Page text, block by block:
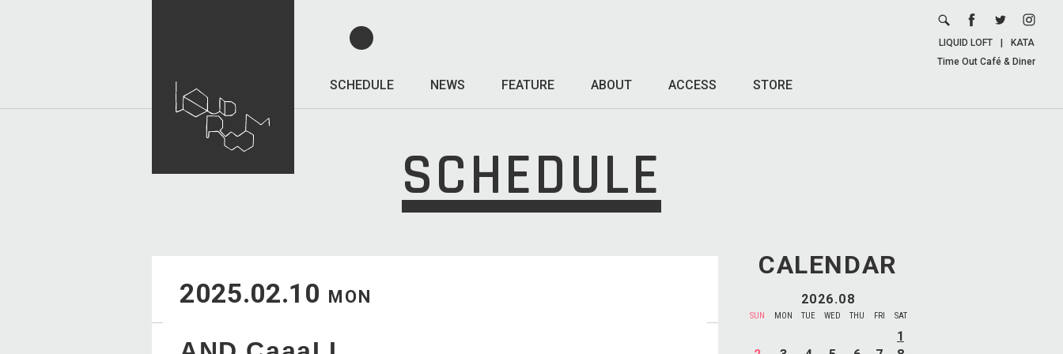
SCHEDULE NEWS FEATURE ABOUT ACCESS STORE
LIQUID LOFT
KATA
Time Out Café & Diner
SCHEDULE
CALENDAR
2026.08
SUN MON TUE WED THU FRI SAT
1
2025.02.10 MON